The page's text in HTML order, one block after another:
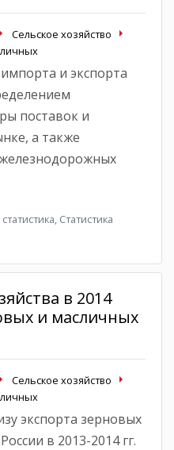
Сельское хозяйство
и экспорта
поставок и
а также
Статистика
в 2014
и масличных
Сельское хозяйство
экспорта зерновых
в 2013-2014 гг.